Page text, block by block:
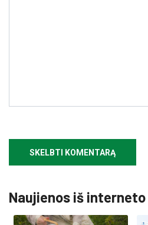
Naujienos iš interneto